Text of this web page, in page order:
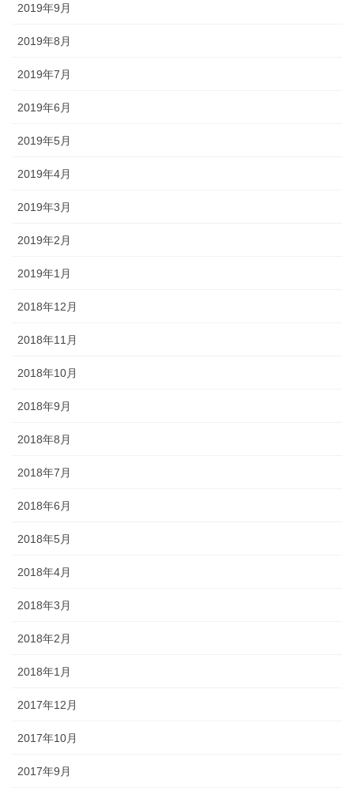
2019年9月
2019年8月
2019年7月
2019年6月
2019年5月
2019年4月
2019年3月
2019年2月
2019年1月
2018年12月
2018年11月
2018年10月
2018年9月
2018年8月
2018年7月
2018年6月
2018年5月
2018年4月
2018年3月
2018年2月
2018年1月
2017年12月
2017年10月
2017年9月